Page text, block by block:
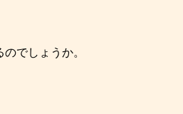
でしょうか。